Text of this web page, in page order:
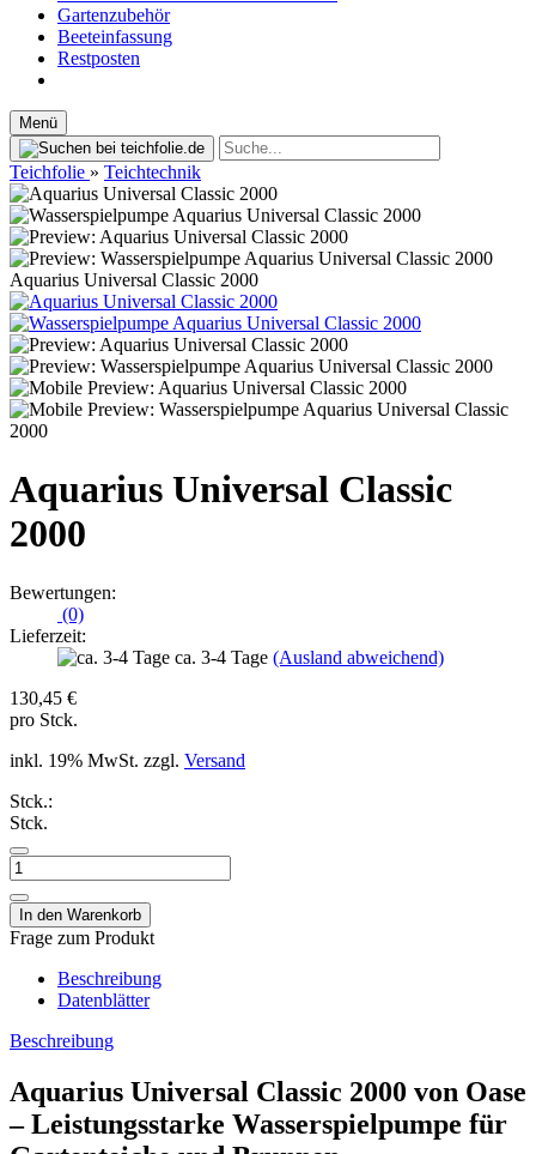
Gartenzubehör
Beeteinfassung
Restposten
Menü
Teichfolie » Teichtechnik
Aquarius Universal Classic 2000
Aquarius Universal Classic
2000
Bewertungen:
(0)
Lieferzeit:
ca. 3-4 Tage (Ausland abweichend)
130,45 €
pro Stck.
inkl. 19% MwSt. zzgl. Versand
Stck.:
Stck.
Frage zum Produkt
Beschreibung
Datenblätter
Beschreibung
Aquarius Universal Classic 2000 von Oase
– Leistungsstarke Wasserspielpumpe für